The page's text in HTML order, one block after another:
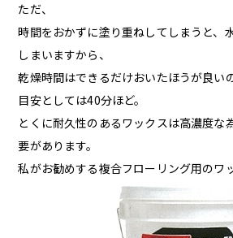
ただ、
時間をおかずに塗り重ねしてしまうと、
しまいますから、
乾燥時間はできるだけおいたほうが良いの
目安としては40分ほど。
とくに耐久性のあるワックスは高濃度な
要があります。
私がお勧めする複合フローリング用のワ